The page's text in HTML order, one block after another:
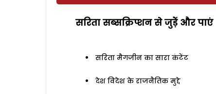
सरिता सब्सक्रिप्शन से जुड़ेें और पाएं
सरिता मैगजीन का सारा कंटेंट
देश विदेश के राजनैतिक मुद्दे